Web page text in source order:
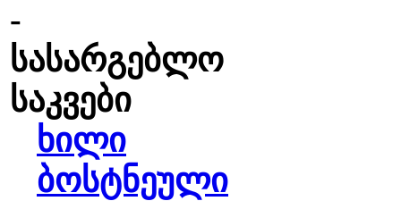
-
სასარგებლო
საკვები
ხილი
ბოსტნეული